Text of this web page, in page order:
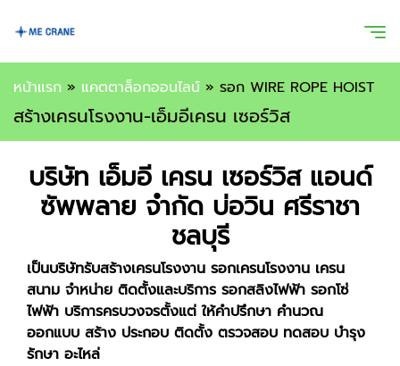
หน้าแรก » แคตตาล็อกออนไลน์ » รอก WIRE ROPE HOIST
สร้างเครนโรงงาน-เอ็มอีเครน เซอร์วิส
บริษัท เอ็มอี เครน เซอร์วิส แอนด์
ซัพพลาย จำกัด บ่อวิน ศรีราชา
ชลบุรี
เป็นบริษัทรับสร้างเครนโรงงาน รอกเครนโรงงาน เครน
สนาม จำหน่าย ติดตั้งและบริการ รอกสลิงไฟฟ้า รอกโซ่
ไฟฟ้า บริการครบวงจรตั้งแต่ ให้คำปรึกษา คำนวณ
ออกแบบ สร้าง ประกอบ ติดตั้ง ตรวจสอบ ทดสอบ บำรุง
รักษา อะไหล่